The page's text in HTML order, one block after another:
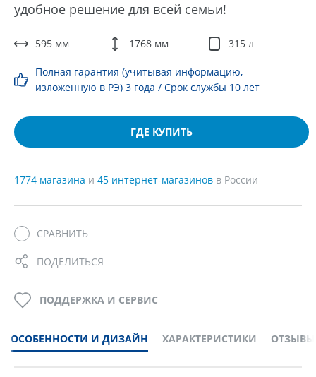
удобное решение для всей семьи!
595 мм 1768 мм 315 л
Полная гарантия (учитывая информацию,
изложенную в РЭ) 3 года / Срок службы 10 лет
ГДЕ КУПИТЬ
1774 магазина и 45 интернет-магазинов в России
СРАВНИТЬ
ПОДЕЛИТЬСЯ
ОСОБЕННОСТИ И ДИЗАЙН ХАРАКТЕРИСТИКИ ОТЗЫВЫ
ПОДДЕРЖКА И СЕРВИС